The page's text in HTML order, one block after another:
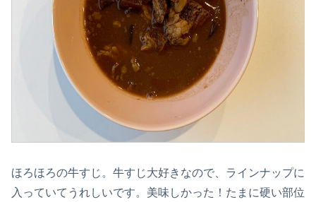
ほろほろの牛すじ。牛すじ大好きなので、ラインナップに
入っていてうれしいです。美味しかった！たまに硬い部位